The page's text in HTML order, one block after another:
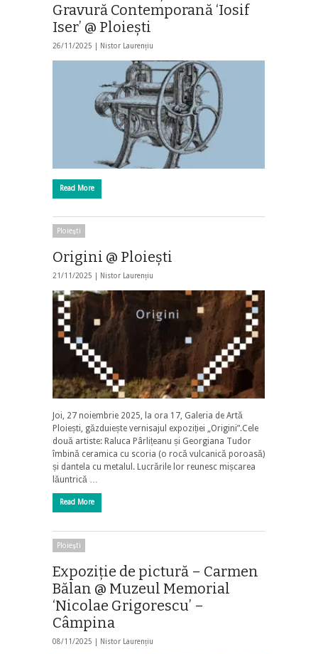
Gravură Contemporană ‘Iosif
Iser’ @ Ploieşti
26/11/2025 | Nistor Laurențiu
Read More
Ploieşti
Origini @ Ploieşti
21/11/2025 | Nistor Laurențiu
Joi, 27 noiembrie 2025, la ora 17, Galeria de Artă
Ploiești, găzduiește vernisajul expoziției „Origini”.Cele
două artiste: Raluca Pârlițeanu și Georgiana Tudor
îmbină ceramica cu scoria (o rocă vulcanică poroasă)
și dantela cu metalul. Lucrările lor reunesc mișcarea
lăuntrică …
Read More
Ploieşti
Expoziţie de pictură – Carmen
Bălan @ Muzeul Memorial
‘Nicolae Grigorescu’ –
Câmpina
08/11/2025 | Nistor Laurențiu